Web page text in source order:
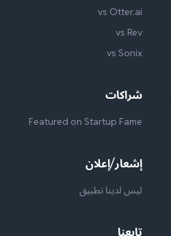
vs Otter.ai
vs Rev
vs Sonix
شراكات
Featured on Startup Fame
إشعار/إعلان
ليس لدينا تطبيق
تابعنا